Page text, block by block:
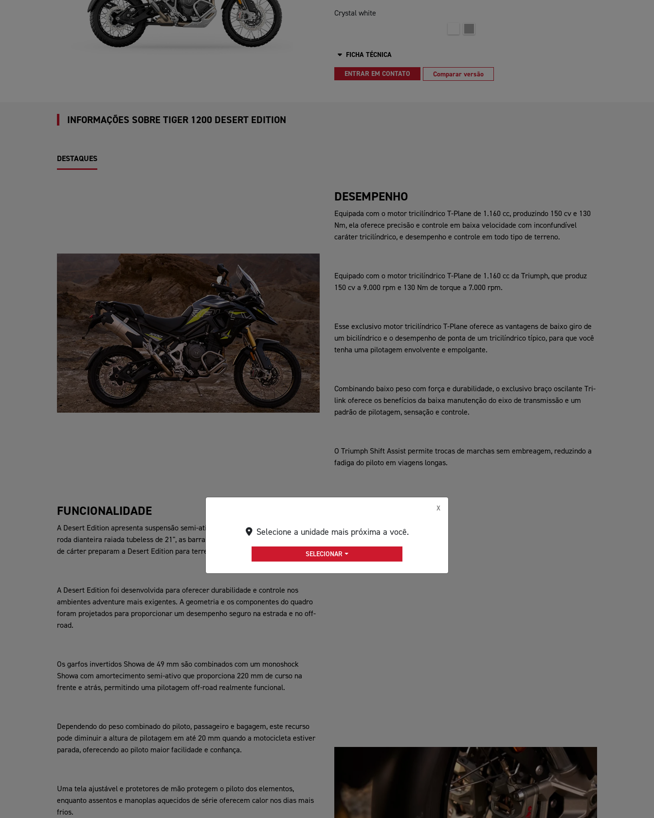
Crystal white
FICHA TÉCNICA
ENTRAR EM CONTATO Comparar versão
INFORMAÇÕES SOBRE TIGER 1200 DESERT EDITION
DESTAQUES
DESEMPENHO
Equipada com o motor tricilíndrico T-Plane de 1.160 cc, produzindo 150 cv e 130
Nm, ela oferece precisão e controle em baixa velocidade com inconfundível
caráter tricilíndrico, e desempenho e controle em todo tipo de terreno.
Equipado com o motor tricilíndrico T-Plane de 1.160 cc da Triumph, que produz
150 cv a 9.000 rpm e 130 Nm de torque a 7.000 rpm.
Esse exclusivo motor tricilíndrico T-Plane oferece as vantagens de baixo giro de
um bicilíndrico e o desempenho de ponta de um tricilíndrico típico, para que você
tenha uma pilotagem envolvente e empolgante.
Combinando baixo peso com força e durabilidade, o exclusivo braço oscilante Tri-
link oferece os benefícios da baixa manutenção do eixo de transmissão e um
padrão de pilotagem, sensação e controle.
O Triumph Shift Assist permite trocas de marchas sem embreagem, reduzindo a
fadiga do piloto em viagens longas.
FUNCIONALIDADE
A Desert Edition apresenta suspensão semi-ativa Showa com curso de 220 mm. A
roda dianteira raiada tubeless de 21", as barras de proteção do motor e o protetor
de cárter preparam a Desert Edition para terrenos desafiadores.
A Desert Edition foi desenvolvida para oferecer durabilidade e controle nos
ambientes adventure mais exigentes. A geometria e os componentes do quadro
foram projetados para proporcionar um desempenho seguro na estrada e no off-
road.
Os garfos invertidos Showa de 49 mm são combinados com um monoshock
Showa com amortecimento semi-ativo que proporciona 220 mm de curso na
frente e atrás, permitindo uma pilotagem off-road realmente funcional.
Dependendo do peso combinado do piloto, passageiro e bagagem, este recurso
pode diminuir a altura de pilotagem em até 20 mm quando a motocicleta estiver
parada, oferecendo ao piloto maior facilidade e confiança.
Uma tela ajustável e protetores de mão protegem o piloto dos elementos,
enquanto assentos e manoplas aquecidos de série oferecem calor nos dias mais
frios.
X
Selecione a unidade mais próxima a você.
SELECIONAR